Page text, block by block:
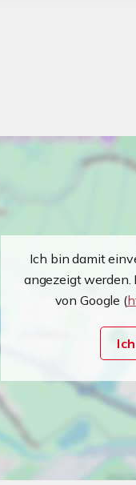
Ich bin damit
angezeigt werden.
von Google (